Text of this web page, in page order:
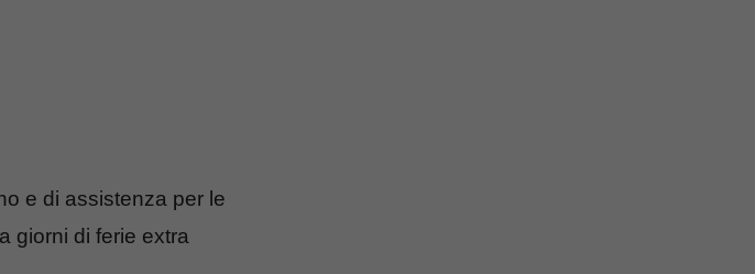
e di assistenza per le
giorni di ferie extra